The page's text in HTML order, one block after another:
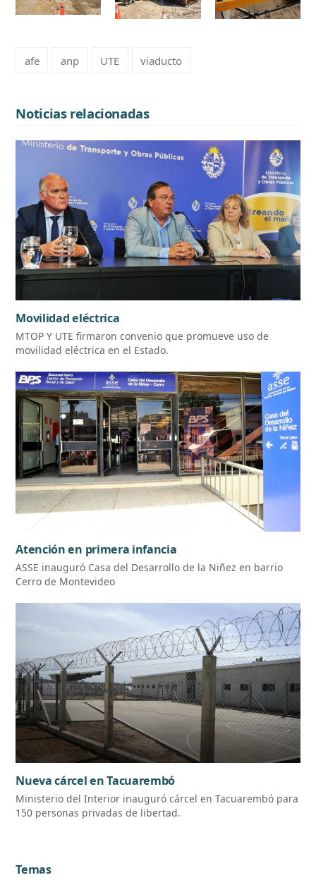
afe anp UTE viaducto
Noticias relacionadas
Movilidad eléctrica
MTOP Y UTE firmaron convenio que promueve uso de
movilidad eléctrica en el Estado.
Atención en primera infancia
ASSE inauguró Casa del Desarrollo de la Niñez en barrio
Cerro de Montevideo
Nueva cárcel en Tacuarembó
Ministerio del Interior inauguró cárcel en Tacuarembó para
150 personas privadas de libertad.
Temas